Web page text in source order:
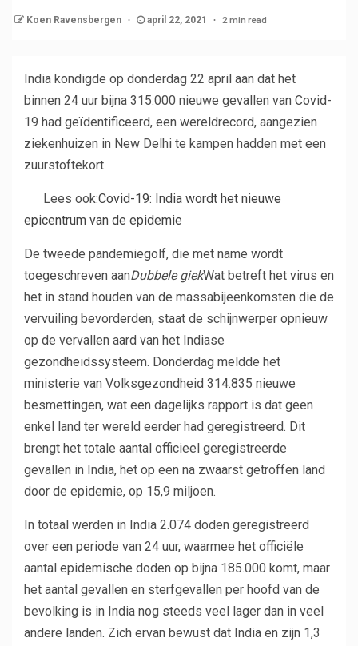
Koen Ravensbergen april 22, 2021 2 min read
India kondigde op donderdag 22 april aan dat het
binnen 24 uur bijna 315.000 nieuwe gevallen van Covid-
19 had geïdentificeerd, een wereldrecord, aangezien
ziekenhuizen in New Delhi te kampen hadden met een
zuurstoftekort.
Lees ook:Covid-19: India wordt het nieuwe
epicentrum van de epidemie
De tweede pandemiegolf, die met name wordt
toegeschreven aanDubbele giekWat betreft het virus en
het in stand houden van de massabijeenkomsten die de
vervuiling bevorderden, staat de schijnwerper opnieuw
op de vervallen aard van het Indiase
gezondheidssysteem. Donderdag meldde het
ministerie van Volksgezondheid 314.835 nieuwe
besmettingen, wat een dagelijks rapport is dat geen
enkel land ter wereld eerder had geregistreerd. Dit
brengt het totale aantal officieel geregistreerde
gevallen in India, het op een na zwaarst getroffen land
door de epidemie, op 15,9 miljoen.
In totaal werden in India 2.074 doden geregistreerd
over een periode van 24 uur, waarmee het officiële
aantal epidemische doden op bijna 185.000 komt, maar
het aantal gevallen en sterfgevallen per hoofd van de
bevolking is in India nog steeds veel lager dan in veel
andere landen. Zich ervan bewust dat India en zijn 1,3